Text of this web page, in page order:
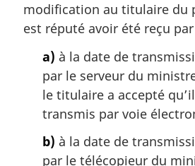
modification au titulaire du
est réputé avoir été reçu
a) à la date de
par le serveur du
le titulaire a accepté
transmis par voie
b) à la date de
par le télécopieur du